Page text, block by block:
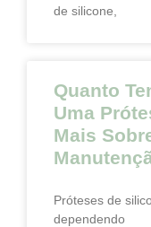
de silicone,
Quanto
Uma
Mais
Próteses de
dependendo